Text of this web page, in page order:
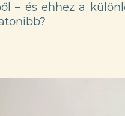
– és ehhez a